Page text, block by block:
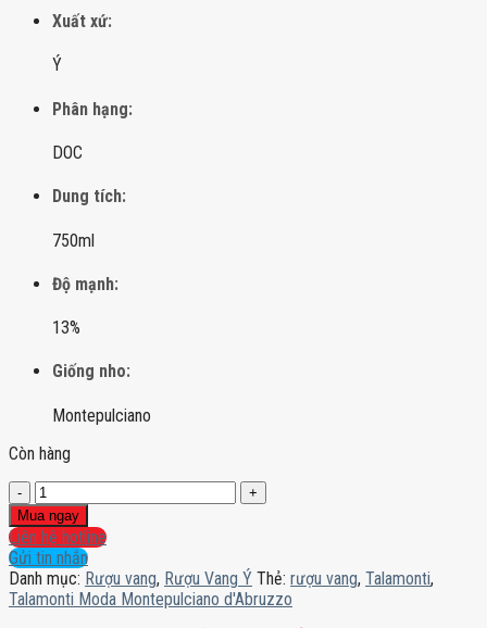
Xuất xứ:
Ý
Phân hạng:
DOC
Dung tích:
750ml
Độ mạnh:
13%
Giống nho:
Montepulciano
Còn hàng
Talamonti
Moda
Montepulciano
d'Abruzzo
số
lượng
Mua ngay
Liên hệ hotline
Gửi tin nhắn
Danh mục: Rượu vang, Rượu Vang Ý Thẻ: rượu vang, Talamonti,
Talamonti Moda Montepulciano d'Abruzzo